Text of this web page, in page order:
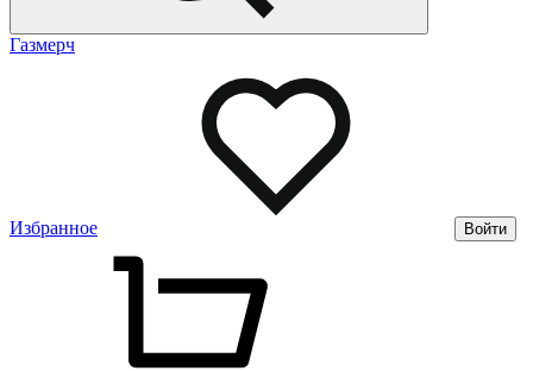
Газмерч
Избранное Войти